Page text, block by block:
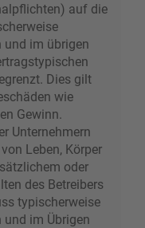
auf die
und im übrigen
Dies gilt
wie
Gewinn.
Unternehmern
Leben, Körper
oder
des Betreibers
typischerweise
und im Übrigen